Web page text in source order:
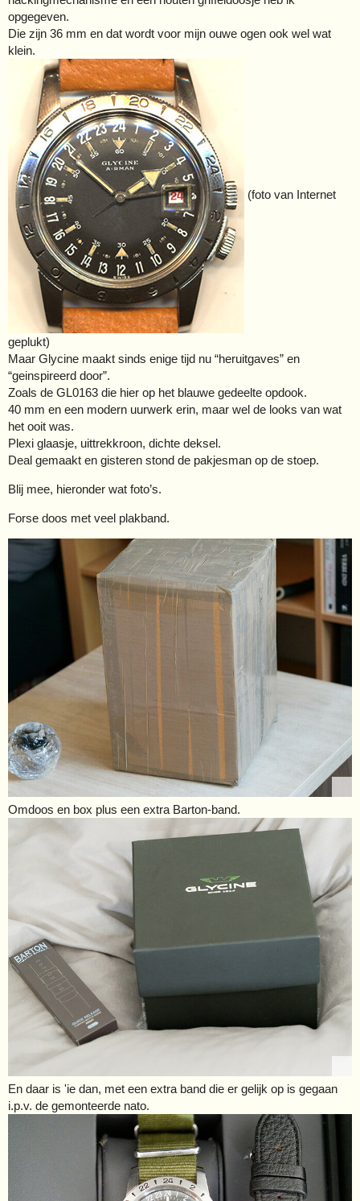
opgegeven.
Die zijn 36 mm en dat wordt voor mijn ouwe ogen ook wel wat
klein.
(foto van Internet
geplukt)
Maar Glycine maakt sinds enige tijd nu “heruitgaves” en
“geinspireerd door”.
Zoals de GL0163 die hier op het blauwe gedeelte opdook.
40 mm en een modern uurwerk erin, maar wel de looks van wat
het ooit was.
Plexi glaasje, uittrekkroon, dichte deksel.
Deal gemaakt en gisteren stond de pakjesman op de stoep.
Blij mee, hieronder wat foto’s.
Forse doos met veel plakband.
Omdoos en box plus een extra Barton-band.
En daar is 'ie dan, met een extra band die er gelijk op is gegaan
i.p.v. de gemonteerde nato.